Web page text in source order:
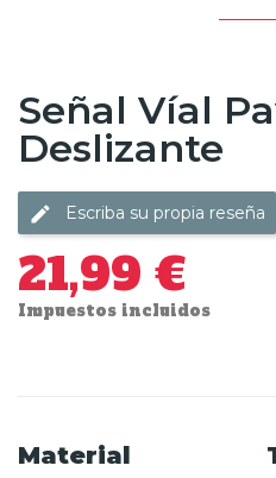
Señal Víal
Deslizante
Escriba su propia reseña
21,99 €
Impuestos incluidos
Material